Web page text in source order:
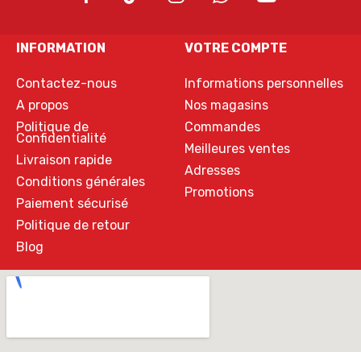
INFORMATION
Contactez-nous
A propos
Politique de
Confidentialité
Livraison rapide
Conditions générales
Paiement sécurisé
Politique de retour
Blog
VOTRE COMPTE
Informations personnelles
Nos magasins
Commandes
Meilleures ventes
Adresses
Promotions